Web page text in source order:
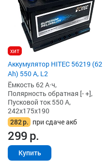
хит
Аккумулятор HITEC 56219 (62
Ah) 550 А, L2
Ёмкость 62 А·ч,
Полярность обратная [- +],
Пусковой ток 550 А,
242x175x190
282р. при сдаче акб
299р.
Купить